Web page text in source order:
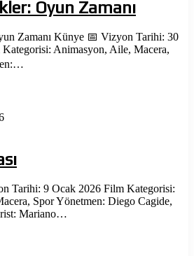
Oyun Zamanı
Zamanı Künye 📅 Vizyon Tarihi: 30
Animasyon, Aile, Macera,
Tarihi: 9 Ocak 2026 Film Kategorisi:
Spor Yönetmen: Diego Cagide,
Mariano…